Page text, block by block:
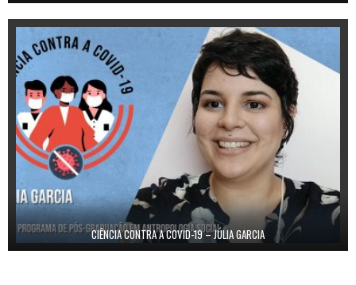
CIÊNCIA CONTRA A COVID-19 – JÚLIA GARCIA